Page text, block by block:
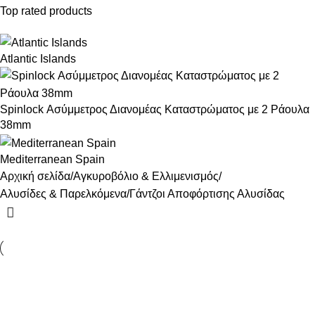
Top rated products
Atlantic Islands
Spinlock Ασύμμετρος Διανομέας Καταστρώματος με 2 Ράουλα
38mm
Mediterranean Spain
Αρχική σελίδα Αγκυροβόλιο & Ελλιμενισμός
Αλυσίδες & Παρελκόμενα Γάντζοι Αποφόρτισης Αλυσίδας